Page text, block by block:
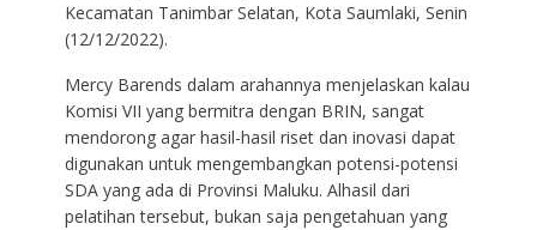
Kecamatan Tanimbar Selatan, Kota Saumlaki, Senin
(12/12/2022).
Mercy Barends dalam arahannya menjelaskan kalau
Komisi VII yang bermitra dengan BRIN, sangat
mendorong agar hasil-hasil riset dan inovasi dapat
digunakan untuk mengembangkan potensi-potensi
SDA yang ada di Provinsi Maluku. Alhasil dari
pelatihan tersebut, bukan saja pengetahuan yang